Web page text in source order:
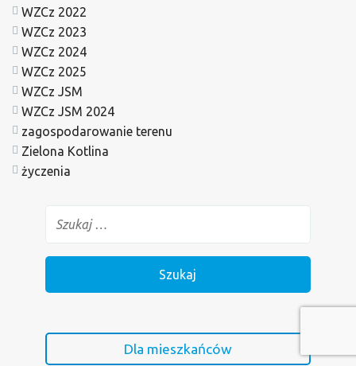
WZCz 2022
WZCz 2023
WZCz 2024
WZCz 2025
WZCz JSM
WZCz JSM 2024
zagospodarowanie terenu
Zielona Kotlina
życzenia
Dla mieszkańców